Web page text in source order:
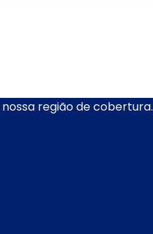
região de cobertura.